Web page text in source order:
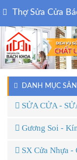
Thợ Sửa Cửa
DANH MỤC
SỬA CỬA -
Gương Soi -
SX Cửa Nhựa -